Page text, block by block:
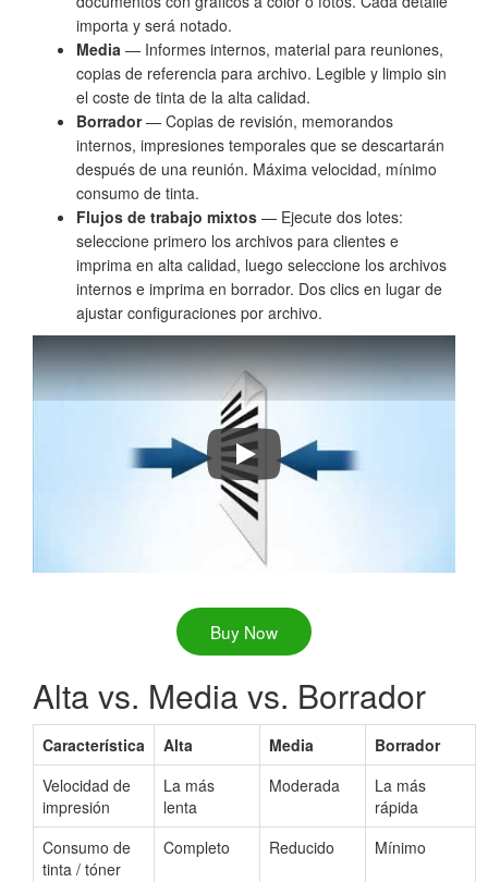
importa y será notado.
Media — Informes internos, material para reuniones,
copias de referencia para archivo. Legible y limpio sin
el coste de tinta de la alta calidad.
Borrador— Copias de revisión, memorandos
internos, impresiones temporales que se descartarán
después de una reunión. Máxima velocidad, mínimo
consumo de tinta.
Flujos de trabajo mixtos — Ejecute dos lotes:
seleccione primero los archivos para clientes e
imprima en alta calidad, luego seleccione los archivos
internos e imprima en borrador. Dos clics en lugar de
ajustar configuraciones por archivo.
How to Batch Print PDF Files
Buy Now
Alta vs. Media vs. Borrador
Característica Alta Media
Borrador
Velocidad de
impresión
La más
lenta
Moderada
La más
rápida
Consumo de
tinta / tóner
Completo Reducido Mínimo